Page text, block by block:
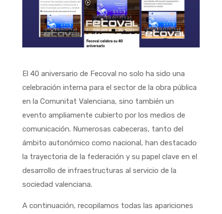
El 40 aniversario de Fecoval no solo ha sido una
celebración interna para el sector de la obra pública
en la Comunitat Valenciana, sino también un
evento ampliamente cubierto por los medios de
comunicación. Numerosas cabeceras, tanto del
ámbito autonómico como nacional, han destacado
la trayectoria de la federación y su papel clave en el
desarrollo de infraestructuras al servicio de la
sociedad valenciana.
A continuación, recopilamos todas las apariciones